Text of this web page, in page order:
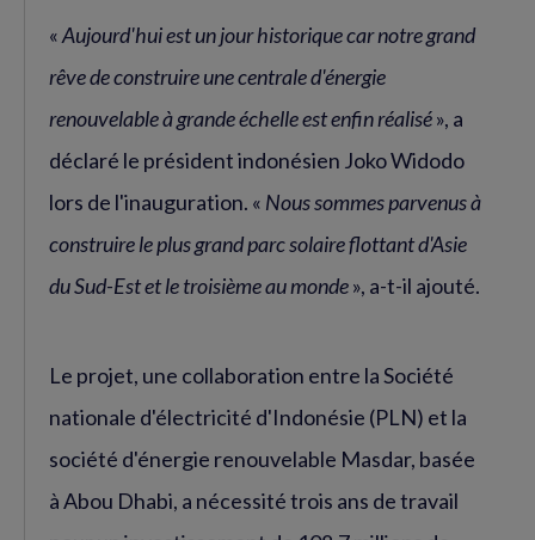
«Aujourd'hui est un jour historique car notre grand
rêve de construire une centrale d'énergie
renouvelable à grande échelle est enfin réalisé», a
déclaré le président indonésien Joko Widodo
lors de l'inauguration. « Nous sommes parvenus à
construire le plus grand parc solaire flottant d'Asie
du Sud-Est et le troisième au monde», a-t-il ajouté.
Le projet, une collaboration entre la Société
nationale d'électricité d'Indonésie (PLN) et la
société d'énergie renouvelable Masdar, basée
à Abou Dhabi, a nécessité trois ans de travail